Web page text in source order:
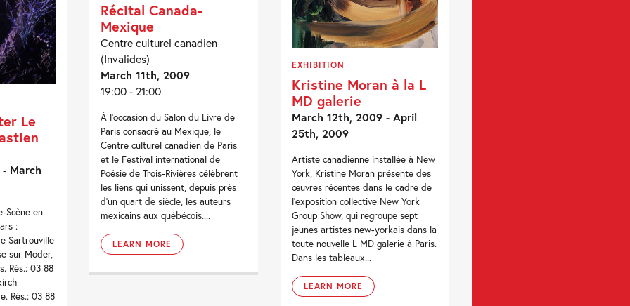
Le
March
Scène en
:
Sartrouville
sur Moder,
Rés.: 03 88
Rés.: 03 88
Récital Canada-
Mexique
Centre culturel canadien
(Invalides)
March 11th, 2009
19:00 - 21:00
À l’occasion du Salon du Livre de
Paris consacré au Mexique, le
Centre culturel canadien de Paris
et le Festival international de
Poésie de Trois-Rivières célèbrent
les liens qui unissent, depuis près
d’un quart de siècle, les auteurs
mexicains aux québécois....
LEARN MORE
EXHIBITION
Kristine Moran à la L
MD galerie
March 12th, 2009 - April
25th, 2009
Artiste canadienne installée à New
York, Kristine Moran présente des
œuvres récentes dans le cadre de
l’exposition collective New York
Group Show, qui regroupe sept
jeunes artistes new-yorkais dans la
toute nouvelle L MD galerie à Paris.
Dans les tableaux...
LEARN MORE